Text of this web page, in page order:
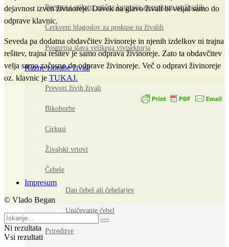
Prevara z etiketo: etična komisija za poskuse na živalih
Cerkveni blagoslov za poskuse na živalih
Posmrtna slava velikega vivisektorja
Razne zlorabe živali
Prevozi živih živali
Bikoborbe
Cirkusi
Živalski vrtovi
Čebele
Dan čebel ali čebelarjev
Uničevanje čebel
Prireditve
dejavnost izven živinoreje. Davek na glavo živali bi veljal samo do
odprave klavnic.
Seveda pa dodatna obdavčitev živinoreje in njenih izdelkov ni trajna
rešitev, trajna rešitev je samo odprava živinoreje. Zato ta obdavčitev
velja samo začasno do odprave živinoreje. Več o odpravi živinoreje
oz. klavnic je TUKAJ.
Impresum
© Vlado Began
Ni rezultata
Vsi rezultati